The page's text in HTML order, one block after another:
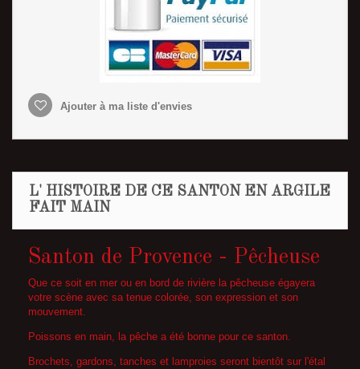
Ajouter à ma liste d'envies
L' HISTOIRE DE CE SANTON EN ARGILE
FAIT MAIN
Santon de Provence - Pêcheuse
Que ce soit en mer ou en bord de rivière la pêcheuse égayera
votre scène avec sa tenue colorée, son expression et son
mouvement.
Poissons en main, la pêche a été bonne pour ce santon.
Brochets, gardons, tanches et lamproies seront bientôt sur l'étal